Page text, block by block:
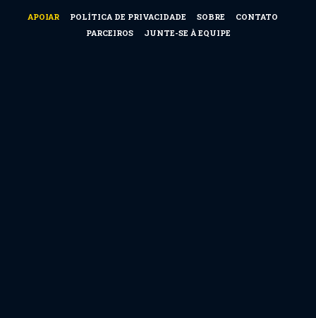
APOIAR POLÍTICA DE PRIVACIDADE SOBRE
CONTATO
PARCEIROS
JUNTE-SE À EQUIPE